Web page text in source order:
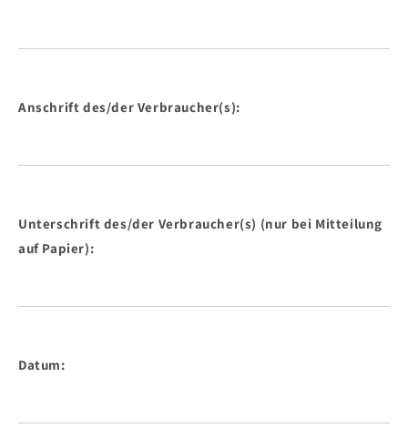
Anschrift des/der Verbraucher(s):
Unterschrift des/der Verbraucher(s) (nur bei Mitteilung
auf Papier):
Datum: